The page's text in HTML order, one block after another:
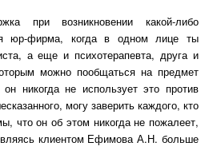
при возникновении какой-либо
юр-фирма, когда в одном лице ты
а еще и психотерапевта, друга и
можно пообщаться на предмет
никогда не использует это против
могу заверить каждого, кто
что он об этом никогда не пожалеет,
клиентом Ефимова А.Н. больше